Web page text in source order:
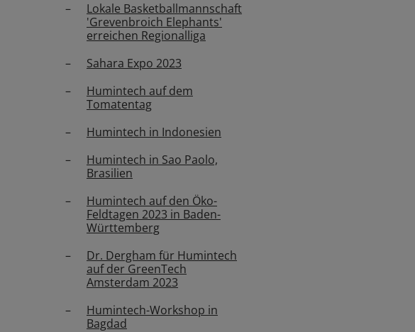
Lokale Basketballmannschaft
'Grevenbroich Elephants'
erreichen Regionalliga
Sahara Expo 2023
Humintech auf dem
Tomatentag
Humintech in Indonesien
Humintech in Sao Paolo,
Brasilien
Humintech auf den Öko-
Feldtagen 2023 in Baden-
Württemberg
Dr. Dergham für Humintech
auf der GreenTech
Amsterdam 2023
Humintech-Workshop in
Bagdad